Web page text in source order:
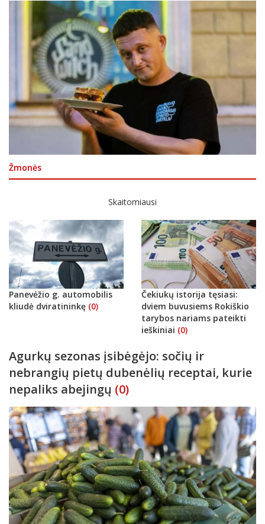
Žmonės
Skaitomiausi
Panevėžio g. automobilis
kliudė dviratininkę (0)
Čekiukų istorija tęsiasi:
dviem buvusiems Rokiškio
tarybos nariams pateikti
ieškiniai (0)
Agurkų sezonas įsibėgėjo: sočių ir
nebrangių pietų dubenėlių receptai, kurie
nepaliks abejingų (0)